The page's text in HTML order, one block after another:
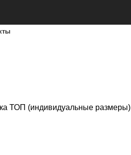
ТОП (индивидуальные размеры)